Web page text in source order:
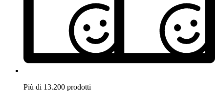
Più di 13.200 prodotti